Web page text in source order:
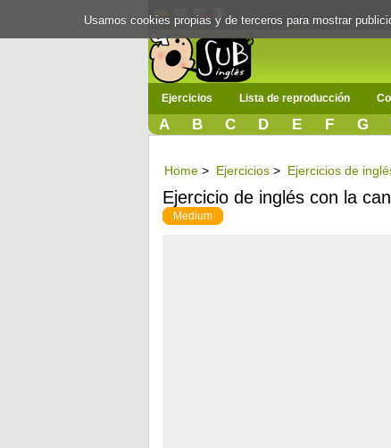
Ejercicios Lista de reproducción
A B C D E F G
Home > Ejercicios > Ejercicios de
Ejercicio de inglés con la
Medium
Usamos cookies propias y de terceros para mostrar